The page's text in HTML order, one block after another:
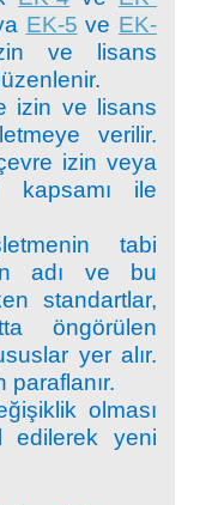
EK-5 ve EK-
ve lisans
izin ve lisans
verilir.
izin veya
kapsamı ile
tabi
adı ve bu
standartlar,
öngörülen
yer alır.
paraflanır.
olması
edilerek yeni